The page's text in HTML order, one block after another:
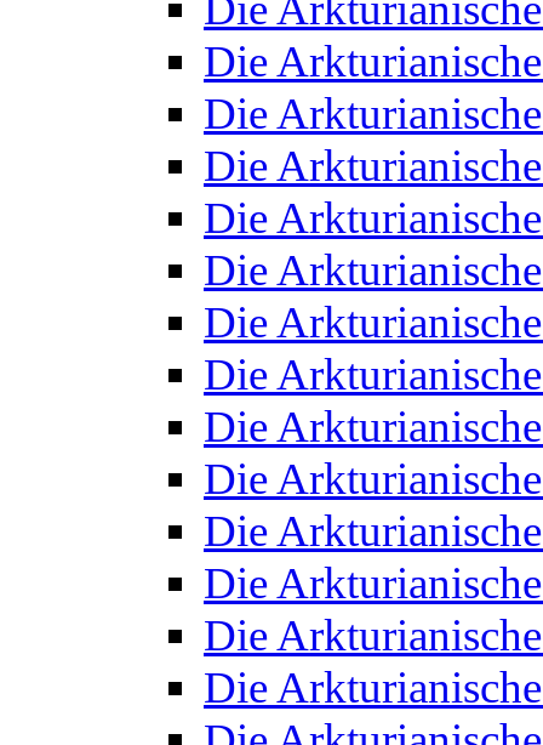
Die
Die
Die
Die
Die
Die
Die
Die
Die
Die
Die
Die
Die